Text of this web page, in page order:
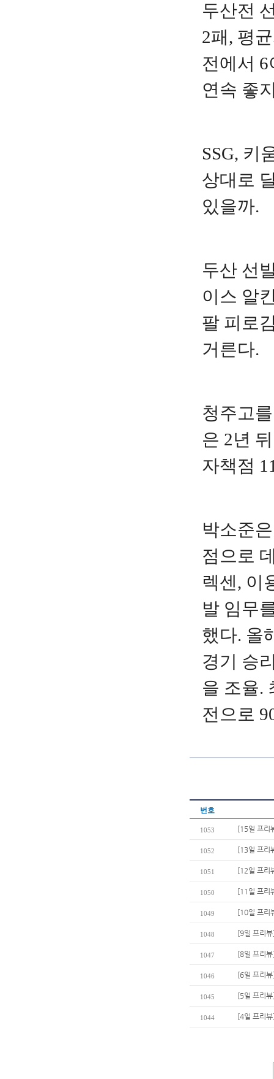
두산전
2패, 평
전에서
연속 좋
SSG, 키
상대로
있을까.
두산 선
이스 알
팔 피로
거른다.
청주고
은 2년
자책점
박소준
점으로
렉센, 이
발 임무
했다. 올
경기 승
을 조율.
전으로
번호
1053 [15일 프리
1052 [13일 프리
1051 [12일 프리
1050 [11일 프리
1049 [10일 프리
1048 [9일 프리
1047 [8일 프리
1046 [6일 프리
1045 [5일 프리
1044 [4일 프리